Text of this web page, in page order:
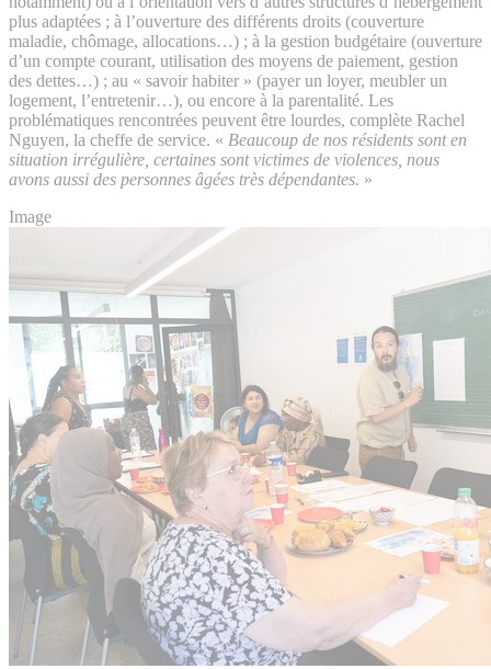
plus adaptées ; à l’ouverture des différents droits (couverture
maladie, chômage, allocations…) ; à la gestion budgétaire (ouverture
d’un compte courant, utilisation des moyens de paiement, gestion
des dettes…) ; au « savoir habiter » (payer un loyer, meubler un
logement, l’entretenir…), ou encore à la parentalité. Les
problématiques rencontrées peuvent être lourdes, complète Rachel
Nguyen, la cheffe de service. « Beaucoup de nos résidents sont en
situation irrégulière, certaines sont victimes de violences, nous
avons aussi des personnes âgées très dépendantes. »
Image